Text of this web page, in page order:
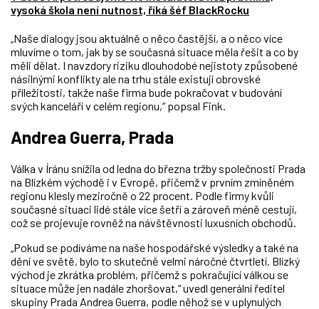
vysoká škola není nutnost, říká šéf BlackRocku
„Naše dialogy jsou aktuálně o něco častější, a o něco více
mluvíme o tom, jak by se současná situace měla řešit a co by
měli dělat. I navzdory riziku dlouhodobé nejistoty způsobené
násilnými konflikty ale na trhu stále existují obrovské
příležitosti, takže naše firma bude pokračovat v budování
svých kanceláří v celém regionu,“ popsal Fink.
Andrea Guerra, Prada
Válka v Íránu snížila od ledna do března tržby společnosti Prada
na Blízkém východě i v Evropě, přičemž v prvním zmíněném
regionu klesly meziročně o 22 procent. Podle firmy kvůli
současné situaci lidé stále více šetří a zároveň méně cestují,
což se projevuje rovněž na návštěvnosti luxusních obchodů.
„Pokud se podíváme na naše hospodářské výsledky a také na
dění ve světě, bylo to skutečně velmi náročné čtvrtletí. Blízký
východ je zkrátka problém, přičemž s pokračující válkou se
situace může jen nadále zhoršovat,“ uvedl generální ředitel
skupiny Prada Andrea Guerra, podle něhož se v uplynulých